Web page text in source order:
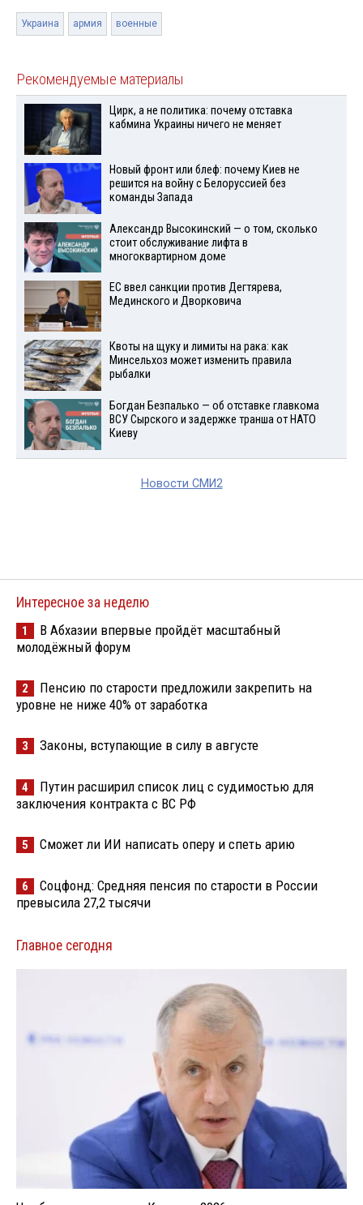
Украина армия военные
Рекомендуемые материалы
Цирк, а не политика: почему отставка
кабмина Украины ничего не меняет
Новый фронт или блеф: почему Киев не
решится на войну с Белоруссией без
команды Запада
Александр Высокинский — о том, сколько
стоит обслуживание лифта в
многоквартирном доме
ЕС ввел санкции против Дегтярева,
Мединского и Дворковича
Квоты на щуку и лимиты на рака: как
Минсельхоз может изменить правила
рыбалки
Богдан Безпалько — об отставке главкома
ВСУ Сырского и задержке транша от НАТО
Киеву
Новости СМИ2
Интересное за неделю
1
В Абхазии впервые пройдёт масштабный
молодёжный форум
2
Пенсию по старости предложили закрепить на
уровне не ниже 40% от заработка
3 Законы, вступающие в силу в августе
4
Путин расширил список лиц с судимостью для
заключения контракта с ВС РФ
5 Сможет ли ИИ написать оперу и спеть арию
6
Соцфонд: Средняя пенсия по старости в России
превысила 27,2 тысячи
Главное сегодня